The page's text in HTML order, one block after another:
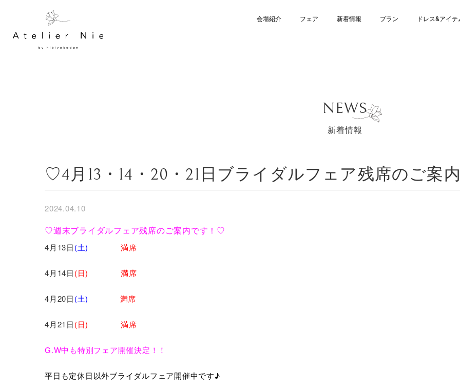
会場紹介 フェア 新着情報 プラン ドレス&アイテ
NEWS
新着情報
♡4月13・14・20・21日ブライダルフェア残席のご案
2024.04.10
♡週末ブライダルフェア残席のご案内です！♡
4月13日(土) 満席
4月14日(日) 満席
4月20日(土) 満席
4月21日(日) 満席
G.W中も特別フェア開催決定！！
平日も定休日以外ブライダルフェア開催中です♪